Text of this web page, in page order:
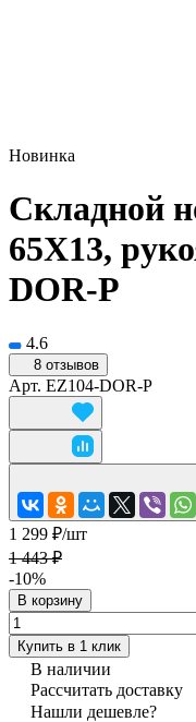
Новинка
Складной
65Х13,
DOR-P
4.6
8 отзывов
Арт. EZ104-DOR-P
1 299 ₽/шт
1 443 ₽
-10%
В корзину
Купить в 1 клик
В наличии
Рассчитать доставку
Нашли дешевле?